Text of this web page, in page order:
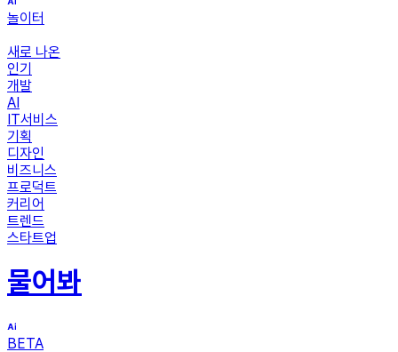
놀이터
새로 나온
인기
개발
AI
IT서비스
기획
디자인
비즈니스
프로덕트
커리어
트렌드
스타트업
물어봐
BETA